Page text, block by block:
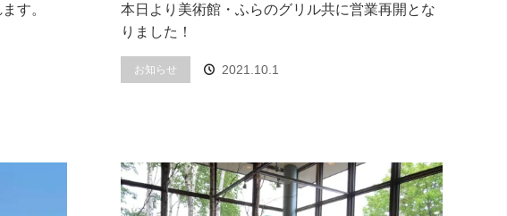
す。
本日より美術館・ふらのグリル共に営業再開とな
りました！
お知らせ 2021.10.1